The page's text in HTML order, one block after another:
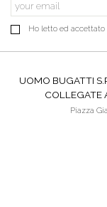
Ho letto ed
UOMO BUGATTI
COLLEGATE
Piazza